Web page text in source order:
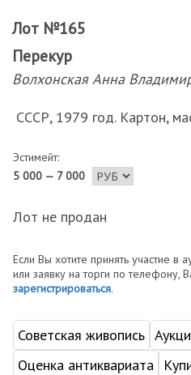
Лот №165
Перекур
Волхонская Анна
СССР, 1979 год. Картон,
Эстимейт:
5 000 — 7 000
Лот не продан
Если Вы хотите принять участие в
или заявку на торги по телефону,
зарегистрироваться.
Советская живопись
Оценка антиквариата